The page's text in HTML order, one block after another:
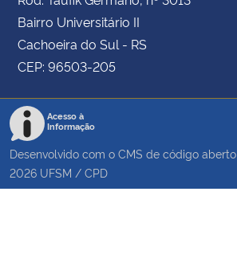
Bairro Universitário II
Cachoeira do Sul - RS
CEP: 96503-205
Acesso à
Informação
Desenvolvido com o CMS de código aberto
2026 UFSM / CPD